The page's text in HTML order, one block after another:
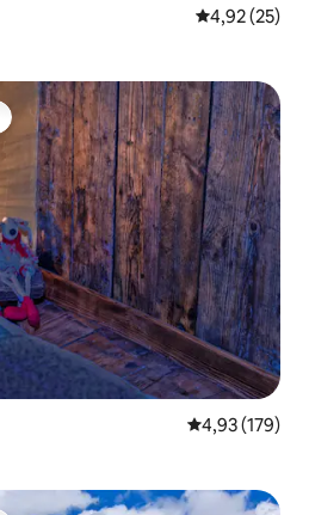
4,92 de uma
4,92 (25)
4,93 de uma
4,93 (179)